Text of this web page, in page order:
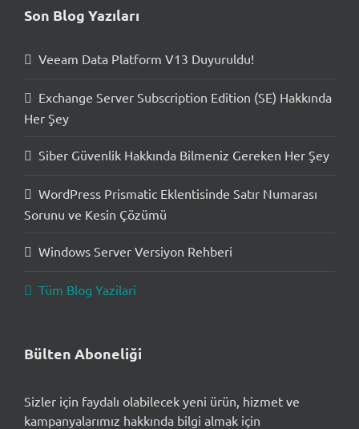
Son Blog Yazıları
Veeam Data Platform V13 Duyuruldu!
Exchange Server Subscription Edition (SE) Hakkında
Her Şey
Siber Güvenlik Hakkında Bilmeniz Gereken Her Şey
WordPress Prismatic Eklentisinde Satır Numarası
Sorunu ve Kesin Çözümü
Windows Server Versiyon Rehberi
Tüm Blog Yazilari
Bülten Aboneliği
Sizler için faydalı olabilecek yeni ürün, hizmet ve
kampanyalarımız hakkında bilgi almak için